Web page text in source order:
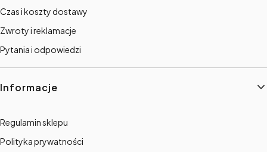
Czas i koszty dostawy
Zwroty i reklamacje
Pytania i odpowiedzi
Informacje
Regulamin sklepu
Polityka prywatności